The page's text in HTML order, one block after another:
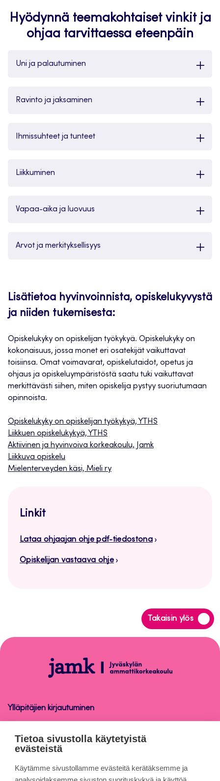
Hyödynnä teemakohtaiset vinkit ja
ohjaa tarvittaessa eteenpäin
Uni ja palautuminen
Ravinto ja jaksaminen
Ihmissuhteet ja tunteet
Liikkuminen
Vapaa-aika ja luovuus
Arvot ja merkityksellisyys
Lisätietoa hyvinvoinnista, opiskelukyvystä
ja niiden tukemisesta:
Opiskelukyky on opiskelijan työkykyä. Opiskelukyky on
kokonaisuus, jossa monet eri osatekijät vaikuttavat
toisiinsa. Omat voimavarat, opiskelutaidot, opetus ja
ohjaus ja opiskeluympäristöstä saatu tuki vaikuttavat
merkittävästi siihen, miten opiskelija pystyy suoriutumaan
opinnoista.
Opiskelukyky on opiskelijan työkykyä, YTHS
Liikkuen opiskelukykyä, YTHS
Aktiivinen ja hyvinvoiva korkeakoulu, Jamk
Liikkuva opiskelu
Mielenterveyden käsi, Mieli ry
Linkit
Lataa ohjaajan ohje pdf-tiedostona
Opiskelijan vastaava ohje
Takaisin ylös
Siirry
takaisin
Opinnäytetyön
ohjaus
Ylläpitäjien kirjautuminen
Opinnäytetyön ohjaus
Tietoa sivuista
Tietoa sivustolla käytetyistä
evästeistä
Käytämme sivustollamme evästeitä kerätäksemme ja